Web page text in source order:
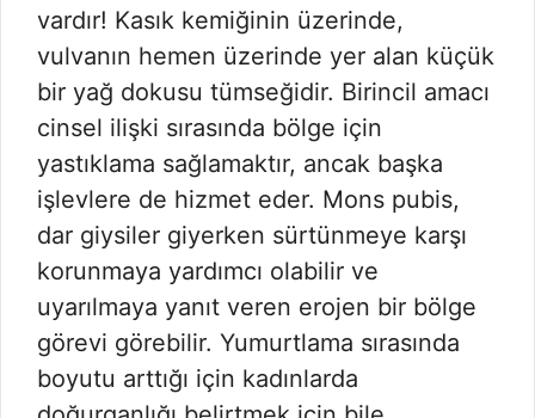
vardır! Kasık kemiğinin üzerinde,
vulvanın hemen üzerinde yer alan küçük
bir yağ dokusu tümseğidir. Birincil amacı
cinsel ilişki sırasında bölge için
yastıklama sağlamaktır, ancak başka
işlevlere de hizmet eder. Mons pubis,
dar giysiler giyerken sürtünmeye karşı
korunmaya yardımcı olabilir ve
uyarılmaya yanıt veren erojen bir bölge
görevi görebilir. Yumurtlama sırasında
boyutu arttığı için kadınlarda